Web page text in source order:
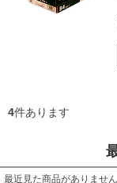
4件あります
最近見た商品がありません